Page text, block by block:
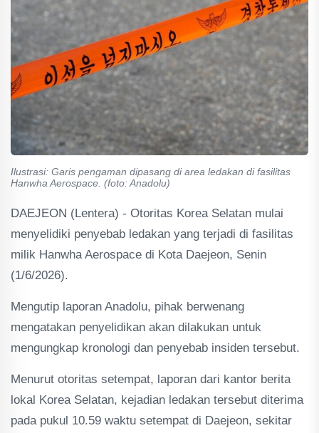
Ilustrasi: Garis pengaman dipasang di area ledakan di fasilitas
Hanwha Aerospace. (foto: Anadolu)
DAEJEON (Lentera) - Otoritas Korea Selatan mulai
menyelidiki penyebab ledakan yang terjadi di fasilitas
milik Hanwha Aerospace di Kota Daejeon, Senin
(1/6/2026).
Mengutip laporan Anadolu, pihak berwenang
mengatakan penyelidikan akan dilakukan untuk
mengungkap kronologi dan penyebab insiden tersebut.
Menurut otoritas setempat, laporan dari kantor berita
lokal Korea Selatan, kejadian ledakan tersebut diterima
pada pukul 10.59 waktu setempat di Daejeon, sekitar